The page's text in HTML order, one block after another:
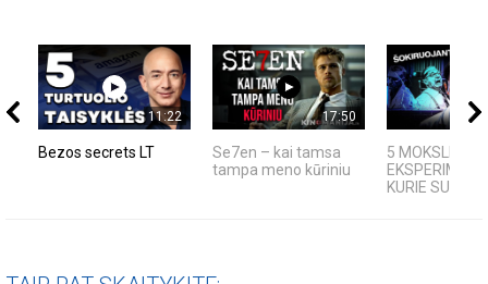
11:22
Bezos secrets LT
17:50
Se7en – kai tamsa
tampa meno kūriniu
5 MOKSLINIAI
KURIE